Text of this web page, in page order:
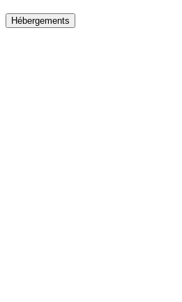
Hébergements